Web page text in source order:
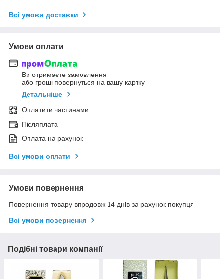
Всі умови доставки
Умови оплати
Ви отримаєте замовлення
або гроші повернуться на вашу картку
Детальніше
Оплатити частинами
Післяплата
Оплата на рахунок
Всі умови оплати
Умови повернення
Повернення товару впродовж 14 днів за рахунок покупця
Всі умови повернення
Подібні товари компанії